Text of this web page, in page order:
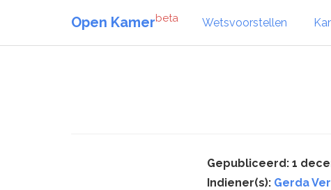
Open Kamerbeta Wetsvoorstellen
Gepubliceerd: 1
Indiener(s): Gerda